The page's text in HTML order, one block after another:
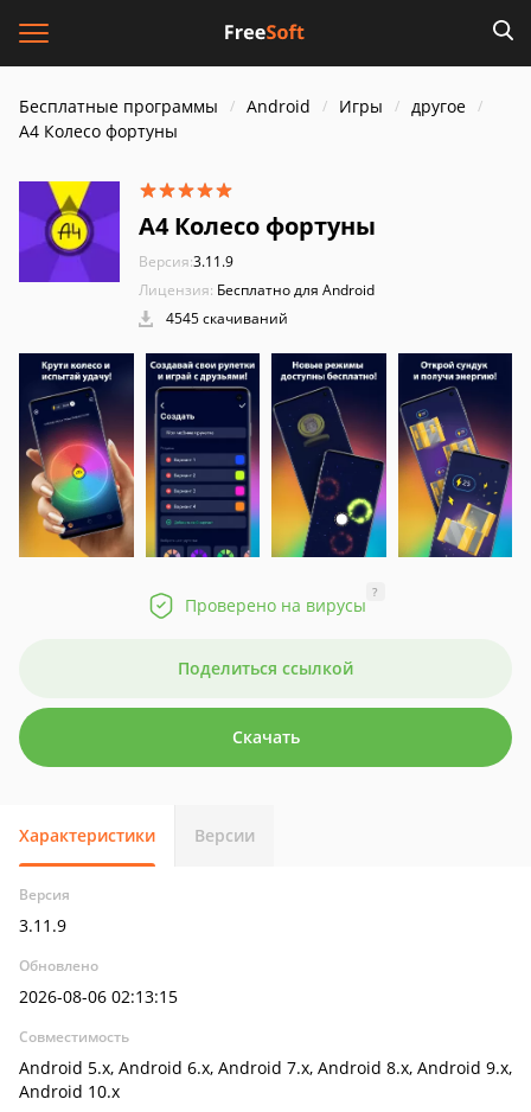
Бесплатные программы Android Игры
другое
А4 Колесо фортуны
А4 Колесо фортуны
Версия:3.11.9
Лицензия: Бесплатно для Android
4545 скачиваний
Проверено на вирусы
?
Поделиться ссылкой
Скачать
Характеристики Версии
Версия
3.11.9
Обновлено
2026-08-06 02:13:15
Совместимость
Android 5.x, Android 6.x, Android 7.x, Android 8.x, Android 9.x,
Android 10.x